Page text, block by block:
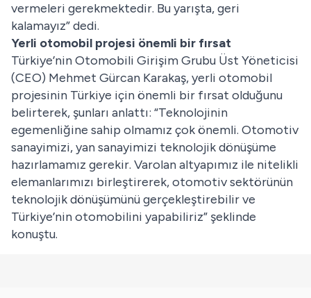
vermeleri gerekmektedir. Bu yarışta, geri
kalamayız” dedi.
Yerli otomobil projesi önemli bir fırsat
Türkiye’nin Otomobili Girişim Grubu Üst Yöneticisi
(CEO) Mehmet Gürcan Karakaş, yerli otomobil
projesinin Türkiye için önemli bir fırsat olduğunu
belirterek, şunları anlattı: “Teknolojinin
egemenliğine sahip olmamız çok önemli. Otomotiv
sanayimizi, yan sanayimizi teknolojik dönüşüme
hazırlamamız gerekir. Varolan altyapımız ile nitelikli
elemanlarımızı birleştirerek, otomotiv sektörünün
teknolojik dönüşümünü gerçekleştirebilir ve
Türkiye’nin otomobilini yapabiliriz” şeklinde
konuştu.